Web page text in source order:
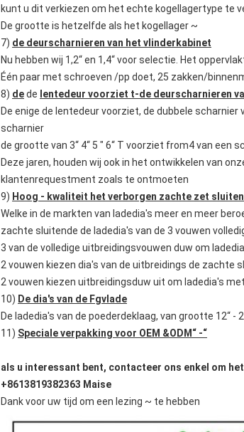
kunt u dit verkiezen om het echte kogellagertype te
De grootte is hetzelfde als het kogellager ~
7) de deurscharnieren van het vlinderkabinet
Nu hebben wij 1,2“ en 1,4“ voor selectie. Het
Één paar met schroeven /pp doet, 25 zakken/
8) dede lentedeur voorziet t-de deurscharnieren
De enige de lentedeur voorziet, de dubbele
scharnier
de grootte van 3“ 4“ 5 " 6“ T voorziet from4 van een
Deze jaren, houden wij ook in het ontwikkelen van
klantenrequestment zoals te ontmoeten
9) Hoog - kwaliteit het verborgen zachte zet
Welke in de markten van ladedia's meer en meer
zachte sluitende de ladedia's van de 3 vouwen
3 van de volledige uitbreidingsvouwen duw om
2 vouwen kiezen dia's van de uitbreidings de
2 vouwen kiezen uitbreidingsduw uit om ladedia's
10) De dia's van de Fgvlade
De ladedia's van de poederdeklaag, van grootte 12“
11) Speciale verpakking voor OEM &ODM“ -“
als u interessant bent, contacteer ons enkel om
+8613819382363 Maise
Dank voor uw tijd om een lezing ~ te hebben